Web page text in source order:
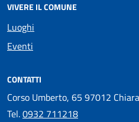
VIVERE IL COMUNE
Luoghi
Eventi
CONTATTI
Corso Umberto, 65 97012
Tel.0932 711218